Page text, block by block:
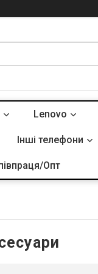
Lenovo
Інші телефони
Опт